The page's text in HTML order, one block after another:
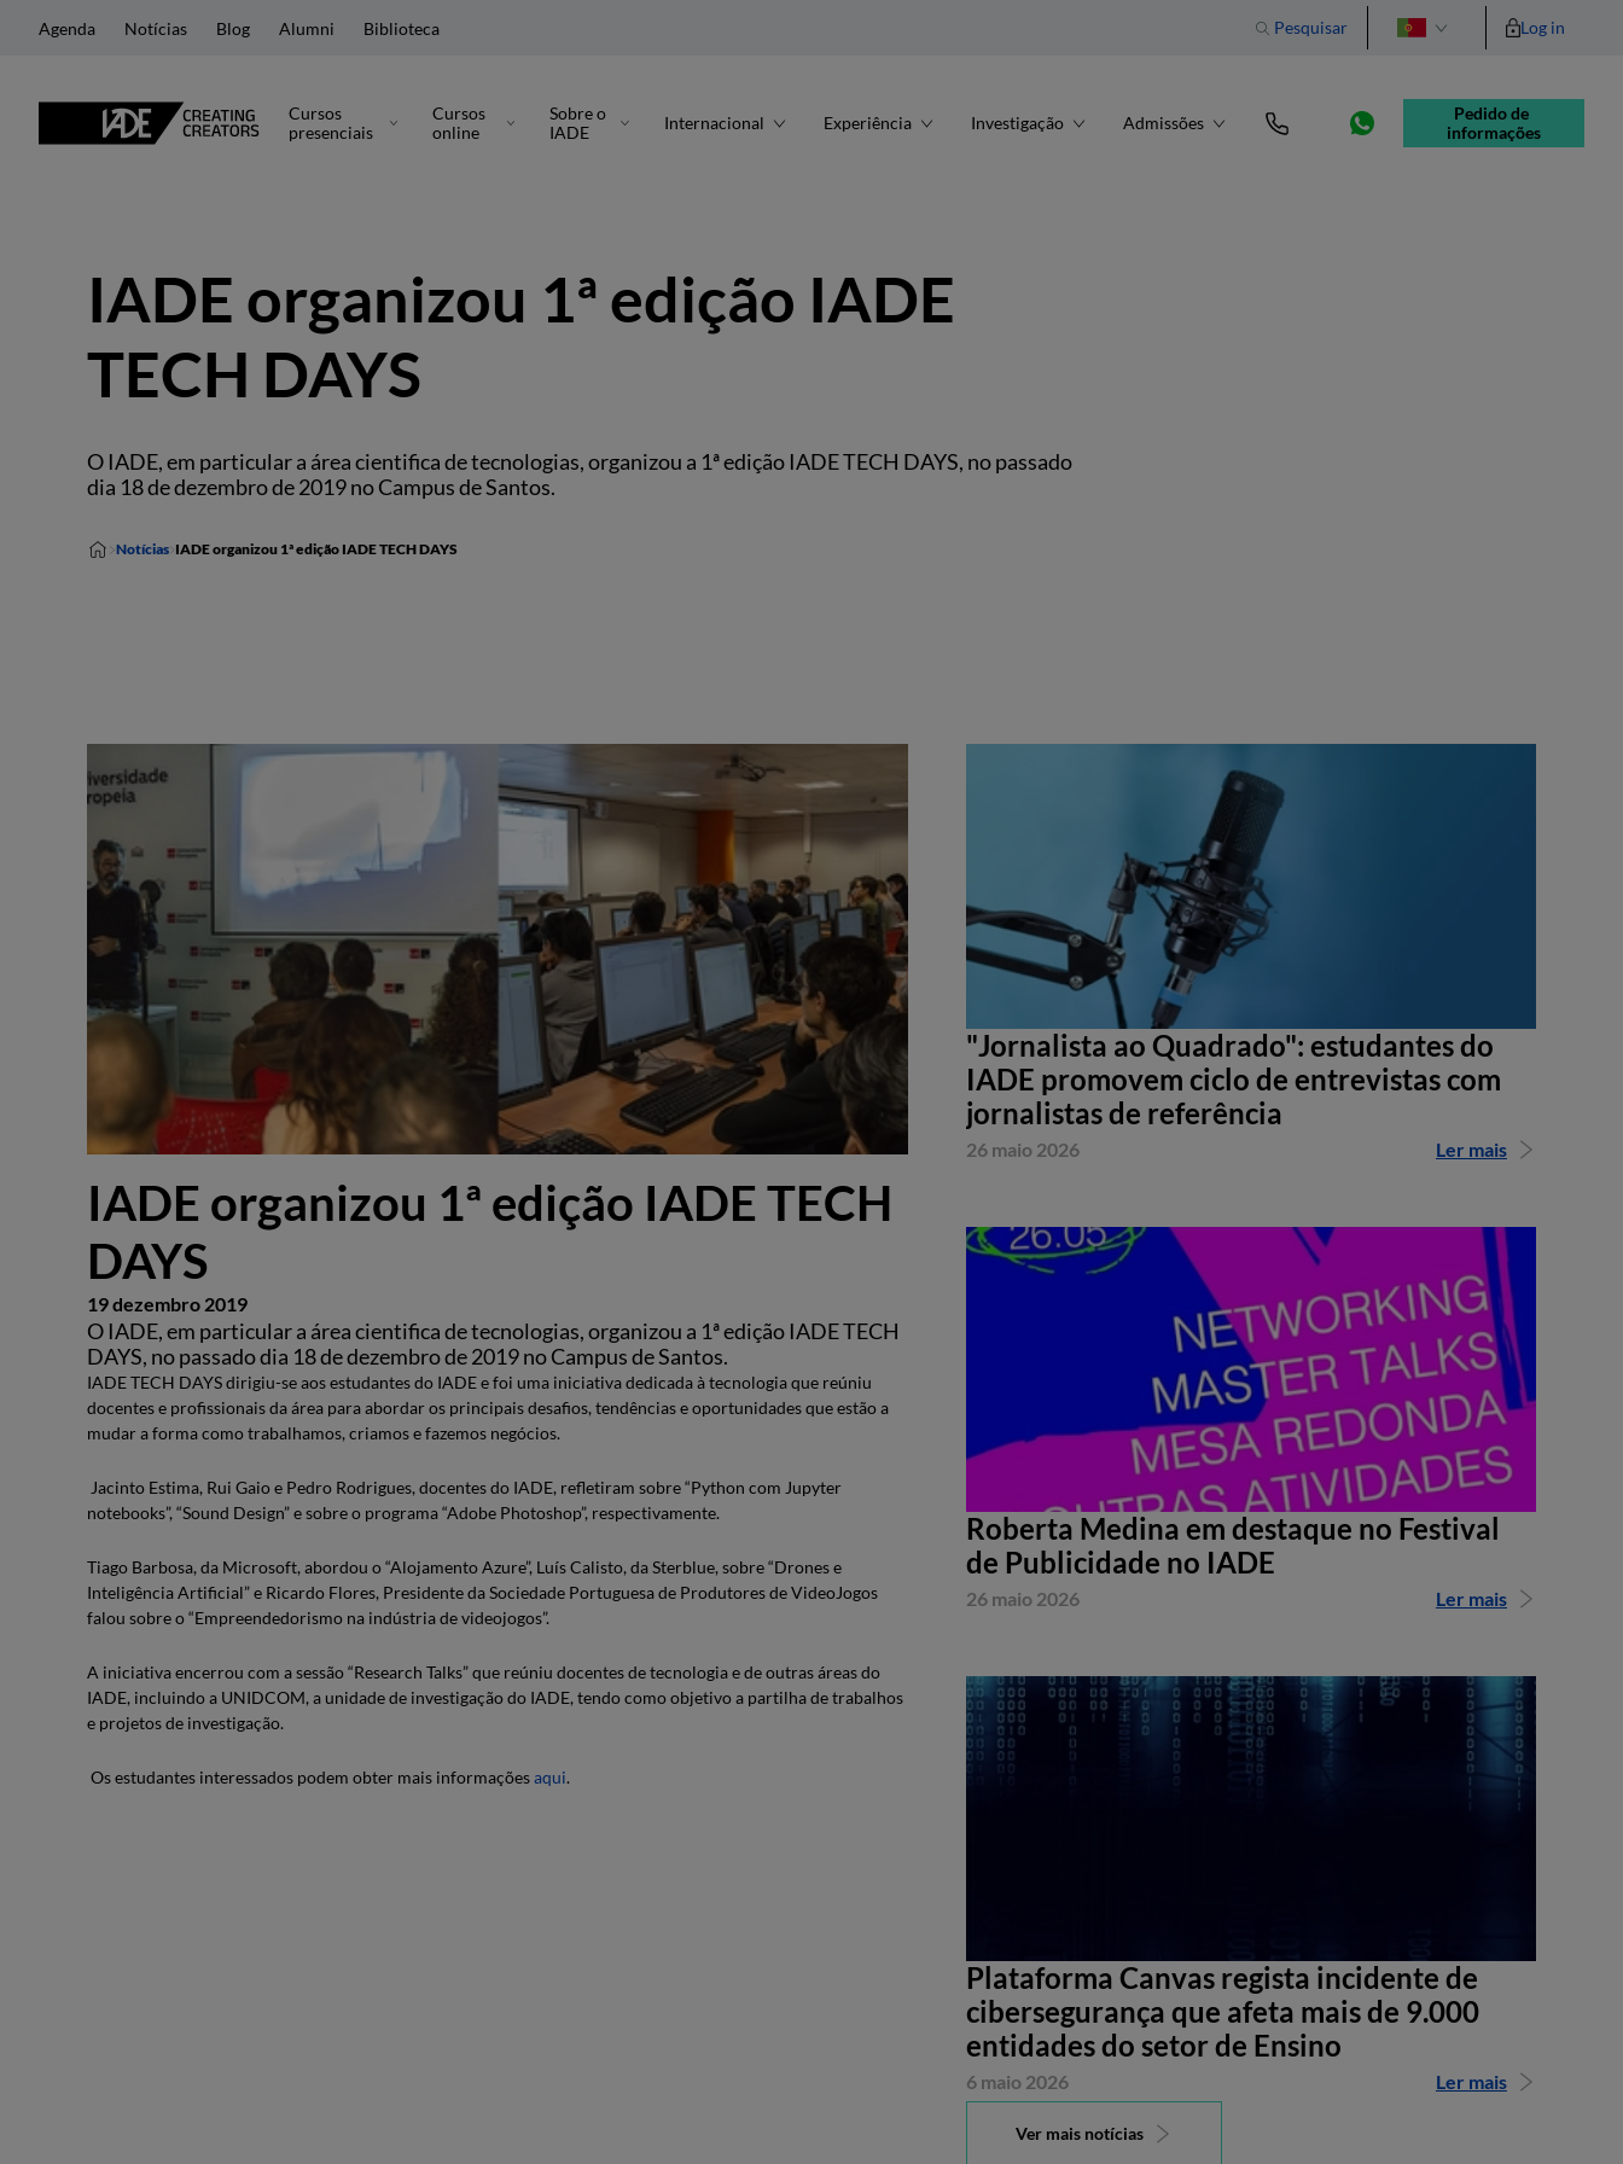
Agenda Notícias Blog Alumni Biblioteca
Pesquisar
English
Log in
Cursos
presenciais
Cursos
online
Sobre o
IADE
Internacional Experiência Investigação Admissões
Pedido de
informações
IADE organizou 1ª edição IADE
TECH DAYS
O IADE, em particular a área cientifica de tecnologias, organizou a 1ª edição IADE TECH DAYS, no passado
dia 18 de dezembro de 2019 no Campus de Santos.
Notícias IADE organizou 1ª edição IADE TECH DAYS
IADE organizou 1ª edição IADE TECH
DAYS
19 dezembro 2019
O IADE, em particular a área cientifica de tecnologias, organizou a 1ª edição IADE TECH
DAYS, no passado dia 18 de dezembro de 2019 no Campus de Santos.
IADE TECH DAYS dirigiu-se aos estudantes do IADE e foi uma iniciativa dedicada à tecnologia que reúniu
docentes e profissionais da área para abordar os principais desafios, tendências e oportunidades que estão a
mudar a forma como trabalhamos, criamos e fazemos negócios.
Jacinto Estima, Rui Gaio e Pedro Rodrigues, docentes do IADE, refletiram sobre “Python com Jupyter
notebooks”, “Sound Design” e sobre o programa “Adobe Photoshop”, respectivamente.
Tiago Barbosa, da Microsoft, abordou o “Alojamento Azure”, Luís Calisto, da Sterblue, sobre “Drones e
Inteligência Artificial” e Ricardo Flores, Presidente da Sociedade Portuguesa de Produtores de VideoJogos
falou sobre o “Empreendedorismo na indústria de videojogos”.
A iniciativa encerrou com a sessão “Research Talks” que reúniu docentes de tecnologia e de outras áreas do
IADE, incluindo a UNIDCOM, a unidade de investigação do IADE, tendo como objetivo a partilha de trabalhos
e projetos de investigação.
Os estudantes interessados podem obter mais informaçõesaqui.
"Jornalista ao Quadrado": estudantes do
IADE promovem ciclo de entrevistas com
jornalistas de referência
26 maio 2026 Ler mais
Roberta Medina em destaque no Festival
de Publicidade no IADE
26 maio 2026 Ler mais
Plataforma Canvas regista incidente de
cibersegurança que afeta mais de 9.000
entidades do setor de Ensino
6 maio 2026 Ler mais
Ver mais notícias